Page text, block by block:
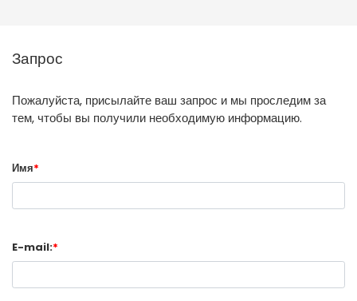
Запрос
Пожалуйста, присылайте ваш запрос и мы проследим за
тем, чтобы вы получили необходимую информацию.
Имя*
E-mail:*